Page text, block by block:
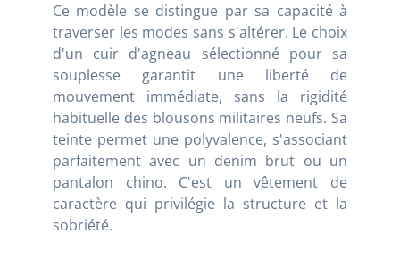
Ce modèle se distingue par sa capacité à
traverser les modes sans s'altérer. Le choix
d'un cuir d'agneau sélectionné pour sa
souplesse garantit une liberté de
mouvement immédiate, sans la rigidité
habituelle des blousons militaires neufs. Sa
teinte permet une polyvalence, s'associant
parfaitement avec un denim brut ou un
pantalon chino. C'est un vêtement de
caractère qui privilégie la structure et la
sobriété.